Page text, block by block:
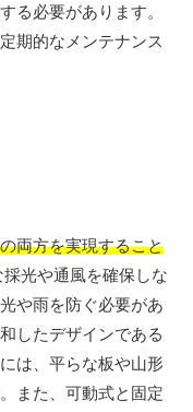
る必要があります。
期的なメンテナンス
両方を実現すること
光や通風を確保しな
や雨を防ぐ必要があ
したデザインである
は、平らな板や山形
また、可動式と固定